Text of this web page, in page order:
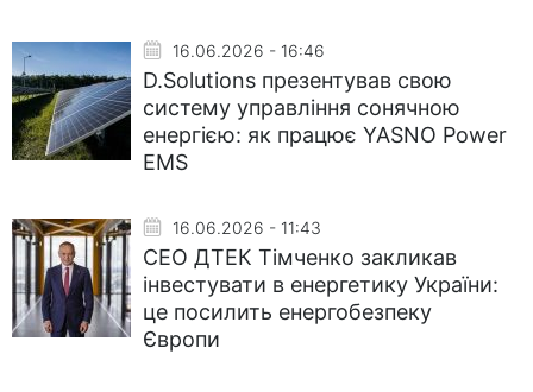
16.06.2026 - 16:46
D.Solutions презентував свою
систему управління сонячною
енергією: як працює YASNO Power
EMS
16.06.2026 - 11:43
СЕО ДТЕК Тімченко закликав
інвестувати в енергетику України:
це посилить енергобезпеку
Європи